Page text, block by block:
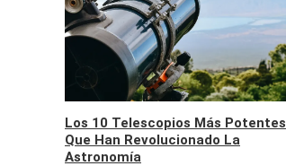
Los 10 Telescopios Más Potentes
Que Han Revolucionado La
Astronomía